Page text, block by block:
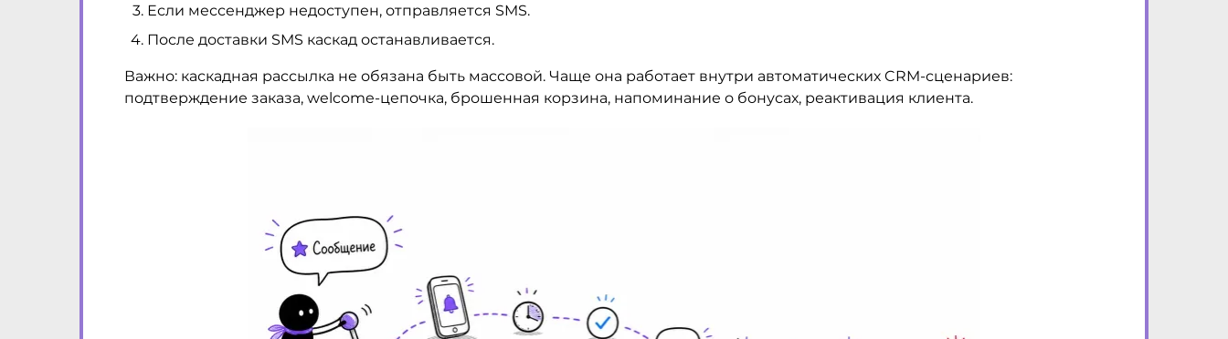
Если мессенджер недоступен, отправляется SMS.
После доставки SMS каскад останавливается.
Важно: каскадная рассылка не обязана быть массовой. Чаще она работает внутри автоматических CRM-сценариев:
подтверждение заказа, welcome-цепочка, брошенная корзина, напоминание о бонусах, реактивация клиента.